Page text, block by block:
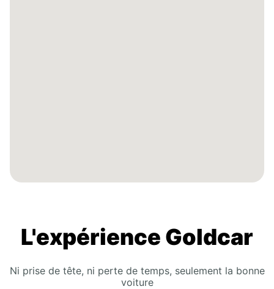
L'expérience Goldcar
Ni prise de tête, ni perte de temps, seulement la bonne
voiture